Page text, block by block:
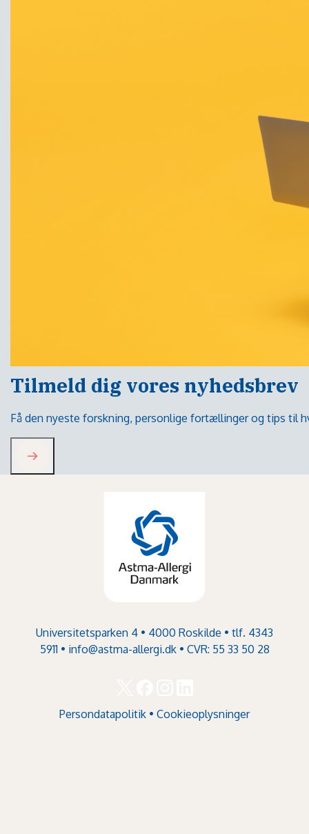
Tilmeld dig vores nyhedsbrev
Få den nyeste forskning, personlige fortællinger og tips til
Universitetsparken 4 • 4000 Roskilde • tlf. 4343
5911 • info@astma-allergi.dk• CVR: 55 33 50 28
Persondatapolitik • Cookieoplysninger